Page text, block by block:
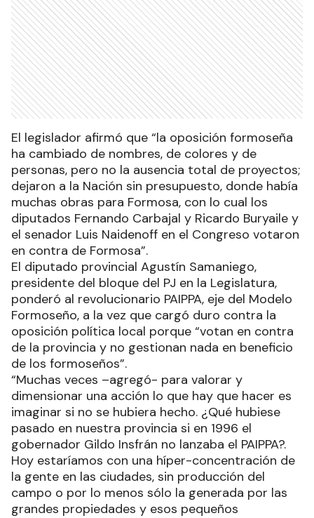
El legislador afirmó que “la oposición formoseña
ha cambiado de nombres, de colores y de
personas, pero no la ausencia total de proyectos;
dejaron a la Nación sin presupuesto, donde había
muchas obras para Formosa, con lo cual los
diputados Fernando Carbajal y Ricardo Buryaile y
el senador Luis Naidenoff en el Congreso votaron
en contra de Formosa”.
El diputado provincial Agustín Samaniego,
presidente del bloque del PJ en la Legislatura,
ponderó al revolucionario PAIPPA, eje del Modelo
Formoseño, a la vez que cargó duro contra la
oposición política local porque “votan en contra
de la provincia y no gestionan nada en beneficio
de los formoseños”.
“Muchas veces –agregó- para valorar y
dimensionar una acción lo que hay que hacer es
imaginar si no se hubiera hecho. ¿Qué hubiese
pasado en nuestra provincia si en 1996 el
gobernador Gildo Insfrán no lanzaba el PAIPPA?.
Hoy estaríamos con una híper-concentración de
la gente en las ciudades, sin producción del
campo o por lo menos sólo la generada por las
grandes propiedades y esos pequeños